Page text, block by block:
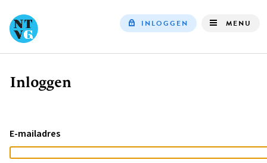
INLOGGEN MENU
Kruimelpad
Inloggen
E-mailadres